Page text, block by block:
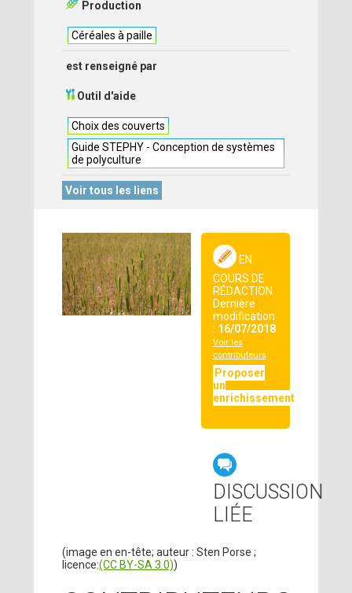
Production
Céréales à paille
est renseigné par
Outil d'aide
Choix des couverts
Guide STEPHY - Conception de systèmes
de polyculture
Voir tous les liens
EN
COURS DE
RÉDACTION
Dernière
modification
: 16/07/2018
Voir les
contributeurs
Proposer
un
enrichissement
DISCUSSION
LIÉE
(image en en-tête; auteur : Sten Porse ;
licence:(CC BY-SA 3.0))